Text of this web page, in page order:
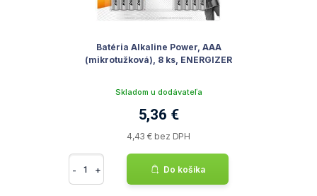
Batéria Alkaline Power, AAA
(mikrotužková), 8 ks, ENERGIZER
Skladom u dodávateľa
5,36 €
4,43 € bez DPH
- + Do košíka